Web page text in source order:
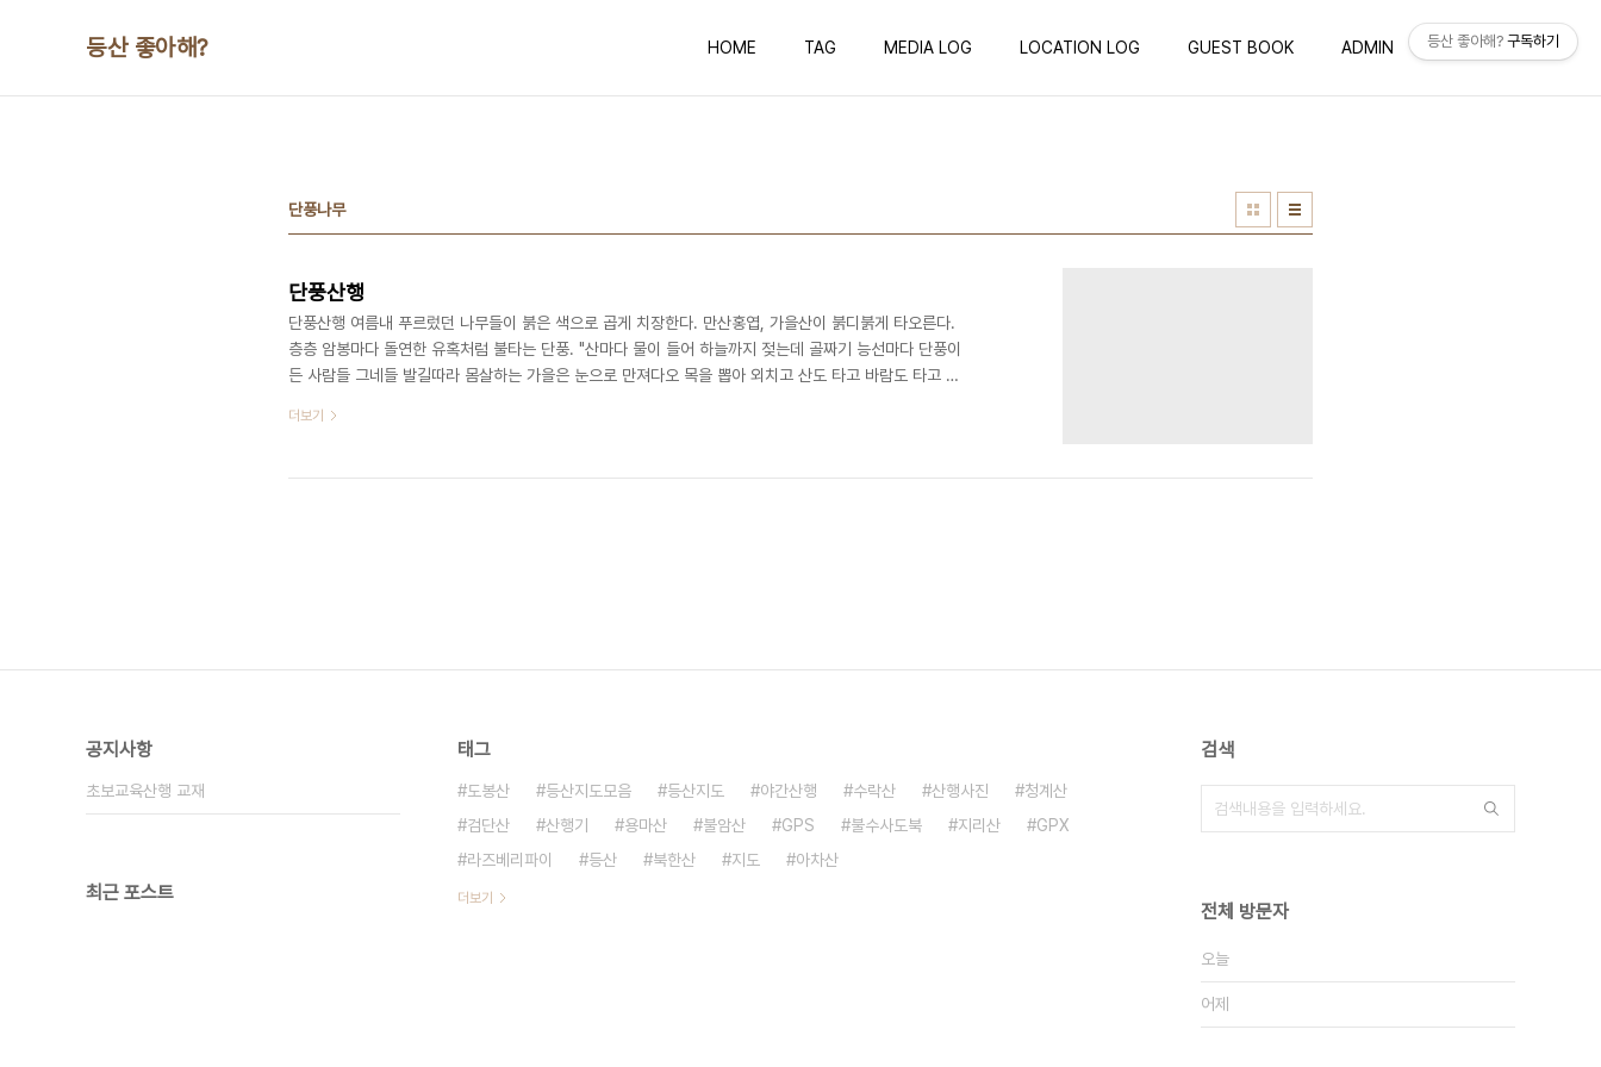
등산 좋아해? HOME TAG MEDIA LOG LOCATION LOG GUEST BOOK ADMIN WRITE
단풍나무
단풍산행
단풍산행 여름내 푸르렀던 나무들이 붉은 색으로 곱게 치장한다. 만산홍엽, 가을산이 붉디붉게 타오른다.
층층 암봉마다 돌연한 유혹처럼 불타는 단풍. "산마다 물이 들어 하늘까지 젖는데 골짜기 능선마다 단풍이
든 사람들 그네들 발길따라 몸살하는 가을은 눈으로 만져다오 목을 뽑아 외치고 산도 타고 바람도 타고 사
당이 읊은 대로 「초록이 지쳐 단풍드는」 계절. 제 스스로 때를 알아 산마다 골마다 갈색 붉은색 노란색으로
마등령, 만경대, 대청봉, 화채봉 오대산의 월정사~상원사 구간, 치악산의 구룡사 계곡..
더보기
공지사항
초보교육산행 교재
최근 포스트
태그
도봉산 등산지도모음 등산지도 야간산행 수락산 산행사진
청계산
검단산
산행기 용마산 불암산 GPS 불수사도북 지리산
GPX
라즈베리파이
등산 북한산 지도 아차산
더보기
검색
전체 방문자
오늘
어제
등산 좋아해? 구독하기